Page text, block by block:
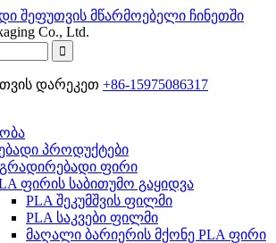
Co., Ltd.
დარეკეთ +86-15975086317
პროდუქტები
ფირი
ფირის საბითუმო გაყიდვა
PLA შეკუმშვის ფილმი
PLA საკვები ფილმი
მაღალი ბარიერის მქონე PLA ფირი